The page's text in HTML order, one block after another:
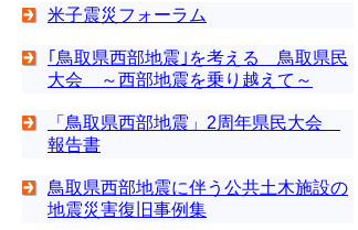
米子震災フォーラム
｢鳥取県西部地震｣を考える 鳥取県民
大会 ～西部地震を乗り越えて～
「鳥取県西部地震」2周年県民大会
報告書
鳥取県西部地震に伴う公共土木施設の
地震災害復旧事例集